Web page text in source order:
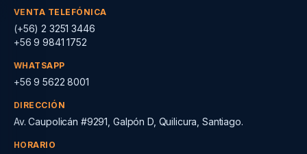
VENTA TELEFÓNICA
(+56) 2 3251 3446
+56 9 9841 1752
WHATSAPP
+56 9 5622 8001
DIRECCIÓN
Av. Caupolicán #9291, Galpón D, Quilicura, Santiago.
HORARIO